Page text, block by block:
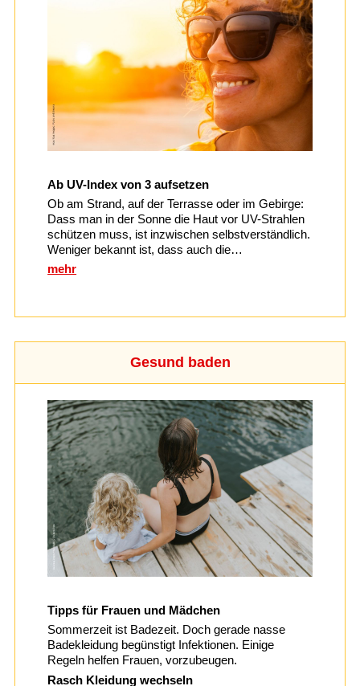
Ab UV-Index von 3 aufsetzen
Ob am Strand, auf der Terrasse oder im Gebirge:
Dass man in der Sonne die Haut vor UV-Strahlen
schützen muss, ist inzwischen selbstverständlich.
Weniger bekannt ist, dass auch die…
mehr
Gesund baden
Tipps für Frauen und Mädchen
Sommerzeit ist Badezeit. Doch gerade nasse
Badekleidung begünstigt Infektionen. Einige
Regeln helfen Frauen, vorzubeugen.
Rasch Kleidung wechseln